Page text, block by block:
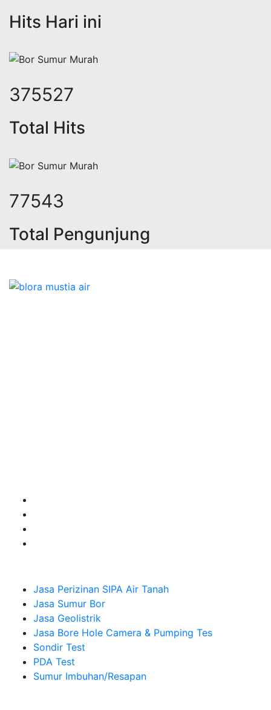
Hits Hari ini
460874
Total Hits
95843
Total Pengunjung
Jasa Perizinan SIPA Air Tanah
Jasa Sumur Bor
Jasa Geolistrik
Jasa Bore Hole Camera & Pumping Tes
Sondir Test
PDA Test
Sumur Imbuhan/Resapan